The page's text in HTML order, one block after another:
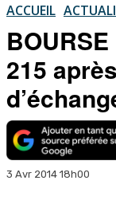
ACCUEIL
215
3 Avr 2014 18h00